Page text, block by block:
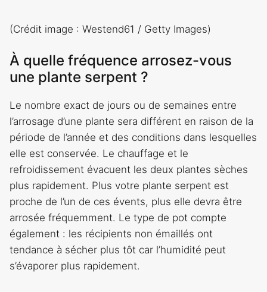
(Crédit image : Westend61 / Getty Images)
À quelle fréquence arrosez-vous
une plante serpent ?
Le nombre exact de jours ou de semaines entre
l’arrosage d’une plante sera différent en raison de la
période de l’année et des conditions dans lesquelles
elle est conservée. Le chauffage et le
refroidissement évacuent les deux plantes sèches
plus rapidement. Plus votre plante serpent est
proche de l’un de ces évents, plus elle devra être
arrosée fréquemment. Le type de pot compte
également : les récipients non émaillés ont
tendance à sécher plus tôt car l’humidité peut
s’évaporer plus rapidement.